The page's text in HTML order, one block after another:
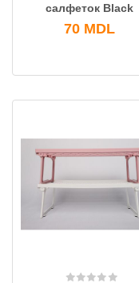
салфеток Black
70 MDL